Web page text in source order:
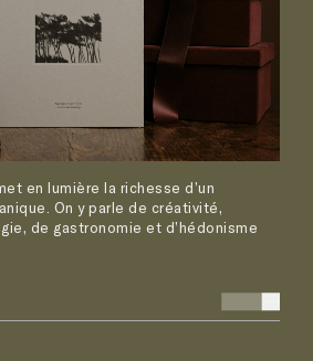
en lumière la richesse d’un
On y parle de créativité,
de gastronomie et d’hédonisme